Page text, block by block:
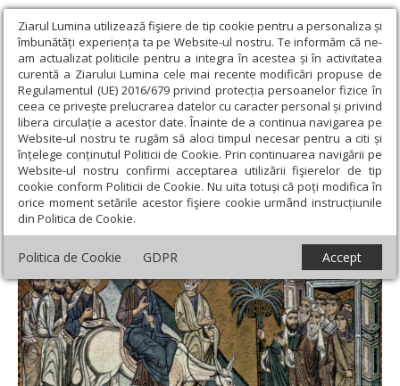
Ziarul Lumina utilizează fişiere de tip cookie pentru a personaliza și
îmbunătăți experiența ta pe Website-ul nostru. Te informăm că ne-
am actualizat politicile pentru a integra în acestea și în activitatea
curentă a Ziarului Lumina cele mai recente modificări propuse de
Regulamentul (UE) 2016/679 privind protecția persoanelor fizice în
ceea ce privește prelucrarea datelor cu caracter personal și privind
libera circulație a acestor date. Înainte de a continua navigarea pe
Website-ul nostru te rugăm să aloci timpul necesar pentru a citi și
înțelege conținutul Politicii de Cookie. Prin continuarea navigării pe
Website-ul nostru confirmi acceptarea utilizării fişierelor de tip
cookie conform Politicii de Cookie. Nu uita totuși că poți modifica în
orice moment setările acestor fişiere cookie urmând instrucțiunile
din Politica de Cookie.
Politica de Cookie GDPR Accept
Ziarul Lumina › Educaţie și Cultură › Lumina literară şi artistică ›
POEZIE: Alexandru Dumitru
POEZIE: Alexandru Dumitru